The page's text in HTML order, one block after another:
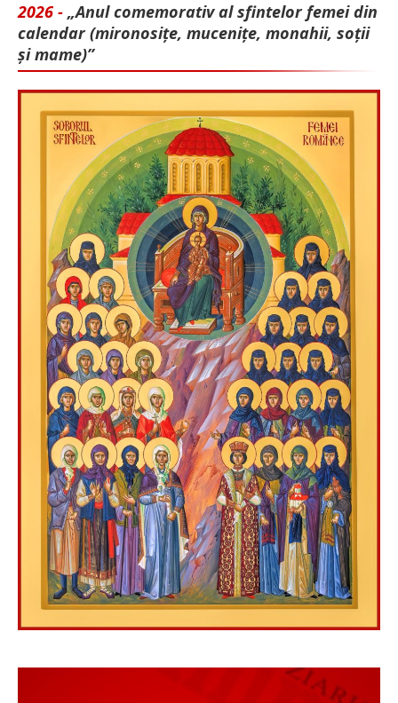
2026 - „Anul comemorativ al sfintelor femei din
calendar (mironosițe, mu­cenițe, monahii, soții
și mame)”